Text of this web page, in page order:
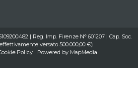
| Reg. Imp. Firenze N° 601207 | Cap. Soc.
versato 500.000,00 €)
Policy| Powered by MapMedia